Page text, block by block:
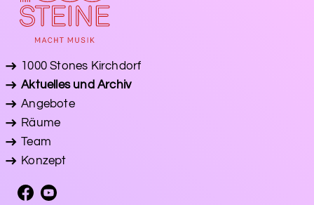
1000 Stones Kirchdorf
Aktuelles und Archiv
Angebote
Räume
Team
Konzept